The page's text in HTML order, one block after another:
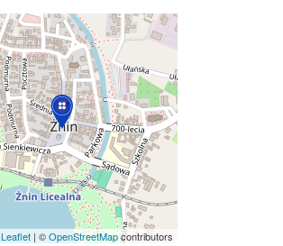
Leaflet | ©OpenStreetMapcontributors